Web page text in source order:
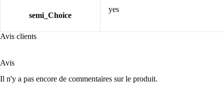
semi_Choice
yes
Avis clients
Avis
Il n'y a pas encore de commentaires sur le produit.